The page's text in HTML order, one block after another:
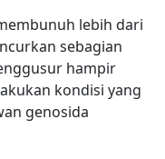
lebih dari
sebagian
hampir
kondisi yang
genosida